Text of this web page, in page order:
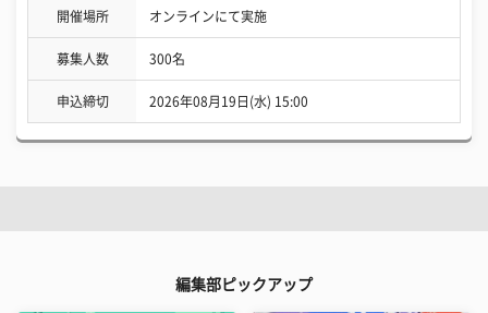
開催場所 オンラインにて実施
募集人数 300名
申込締切 2026年08月19日(水) 15:00
編集部ピックアップ